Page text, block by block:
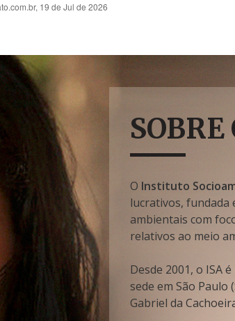
19 de Jul de 2026
SOBRE
O Instituto
lucrativos, fundada
ambientais com
relativos ao meio
Desde 2001, o ISA
sede em São Paulo
Gabriel da